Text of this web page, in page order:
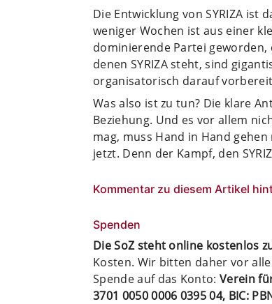
Die Entwicklung von SYRIZA ist
weniger Wochen ist aus einer
dominierende Partei geworden,
denen SYRIZA steht, sind
organisatorisch darauf
Was also ist zu tun? Die klare
Beziehung. Und es vor allem
mag, muss Hand in Hand
jetzt. Denn der Kampf, den
Kommentar zu diesem Artikel
Spenden
Die SoZ steht online kostenlos
Kosten. Wir bitten daher vor
Spende auf das Konto:Verein
3701 0050 0006 0395 04, BIC: